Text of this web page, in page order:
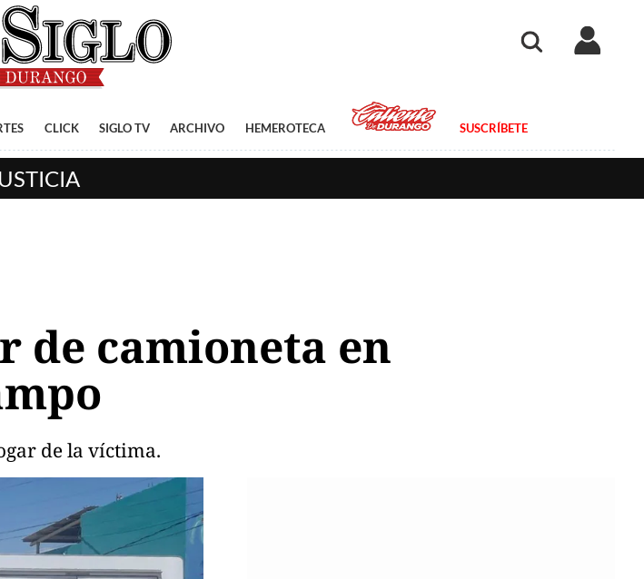
CLICK SIGLO TV ARCHIVO HEMEROTECA SUSCRÍBETE
de camioneta en
de la víctima.